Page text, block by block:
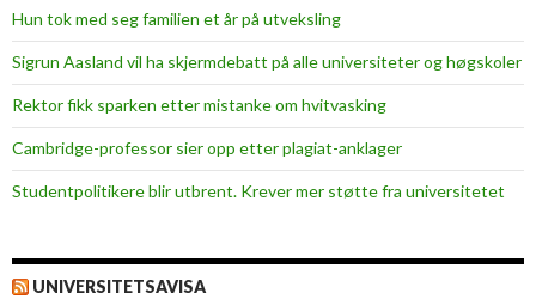
Hun tok med seg familien et år på utveksling
Sigrun Aasland vil ha skjerm­debatt på alle universiteter og høgskoler
Rektor fikk sparken etter mistanke om hvitvasking
Cambridge-professor sier opp etter plagiat-anklager
Studentpolitikere blir utbrent. Krever mer støtte fra universitetet
UNIVERSITETSAVISA